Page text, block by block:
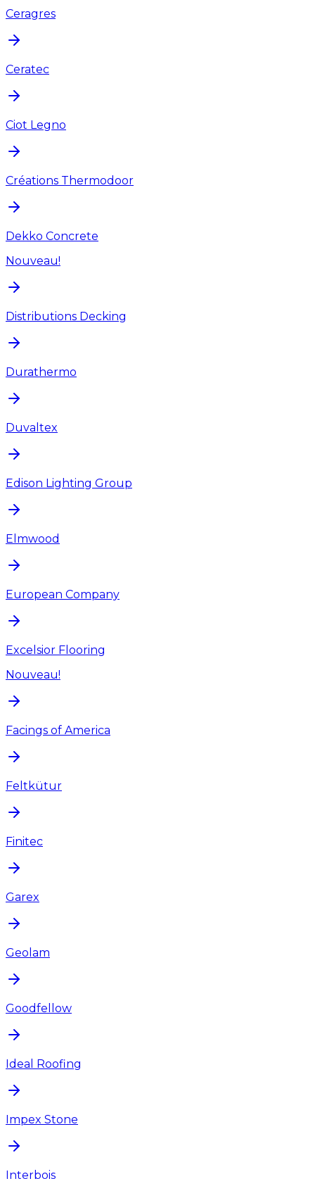
Ceragres
Ceratec
Ciot Legno
Créations Thermodoor
Dekko Concrete
Nouveau!
Distributions Decking
Durathermo
Duvaltex
Edison Lighting Group
Elmwood
European Company
Excelsior Flooring
Nouveau!
Facings of America
Feltkütur
Finitec
Garex
Geolam
Goodfellow
Ideal Roofing
Impex Stone
Interbois